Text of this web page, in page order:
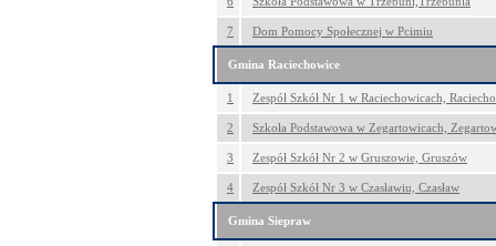
7 Dom Pomocy Społecznej w Pcimiu
Gmina Raciechowice
1 Zespół Szkół Nr 1 w Raciechowicach,
2 Szkoła Podstawowa w Zegartowicach,
3 Zespół Szkół Nr 2 w Gruszowie, Gruszów
4 Zespół Szkół Nr 3 w Czasławiu, Czasław
Gmina Siepraw